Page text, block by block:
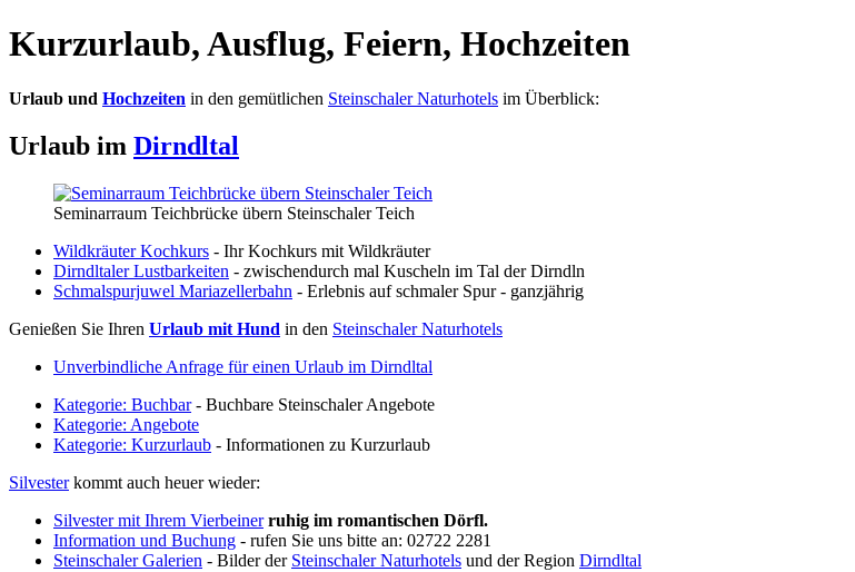
Kurzurlaub, Ausflug, Feiern, Hochzeiten
Urlaub und Hochzeiten in den gemütlichen Steinschaler Naturhotels im Überblick:
Urlaub im Dirndltal
Seminarraum Teichbrücke übern Steinschaler Teich
Wildkräuter Kochkurs - Ihr Kochkurs mit Wildkräuter
Dirndltaler Lustbarkeiten - zwischendurch mal Kuscheln im Tal der Dirndln
Schmalspurjuwel Mariazellerbahn - Erlebnis auf schmaler Spur - ganzjährig
Genießen Sie Ihren Urlaub mit Hund in den Steinschaler Naturhotels
Unverbindliche Anfrage für einen Urlaub im Dirndltal
Kategorie: Buchbar- Buchbare Steinschaler Angebote
Kategorie: Angebote
Kategorie: Kurzurlaub - Informationen zu Kurzurlaub
Silvesterkommt auch heuer wieder:
Silvester mit Ihrem Vierbeinerruhig im romantischen Dörfl.
Information und Buchung - rufen Sie uns bitte an: 02722 2281
Steinschaler Galerien - Bilder der Steinschaler Naturhotels und der Region Dirndltal